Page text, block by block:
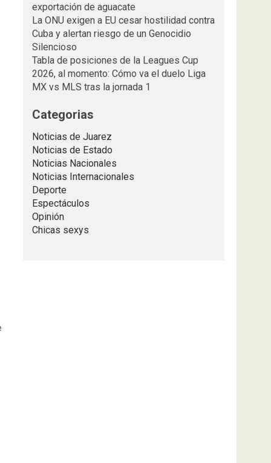
exportación de aguacate
La ONU exigen a EU cesar hostilidad contra
Cuba y alertan riesgo de un Genocidio
Silencioso
Tabla de posiciones de la Leagues Cup
2026, al momento: Cómo va el duelo Liga
MX vs MLS tras la jornada 1
Categorias
Noticias de Juarez
Noticias de Estado
Noticias Nacionales
Noticias Internacionales
Deporte
Espectáculos
Opinión
Chicas sexys